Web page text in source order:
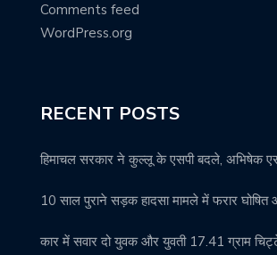
Comments feed
WordPress.org
RECENT POSTS
हिमाचल सरकार ने कुल्लू के एसपी बदले, अभिषेक
10 साल पुराने सड़क हादसा मामले में फरार घोषित
कार में सवार दो युवक और युवती 17.41 ग्राम